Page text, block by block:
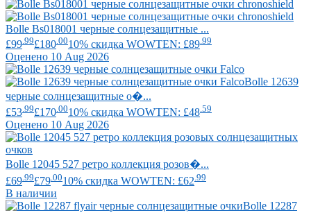
Bolle Bs018001 черные солнцезащитные ...
£99 .99£180 .0010% скидка WOWTEN: £89 .99
Оценено 10 Aug 2026
Bolle 12639
черные солнцезащитные о�...
£53.99£170.0010% скидка WOWTEN: £48.59
Оценено 10 Aug 2026
Bolle 12045 527 ретро коллекция розов�...
£69 .99£79 .0010% скидка WOWTEN: £62 .99
В наличии
Bolle 12287